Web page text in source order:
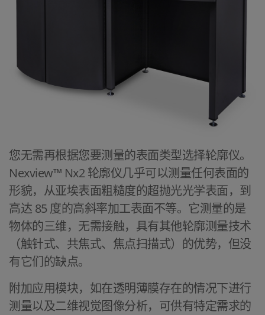
您无需再根据您要测量的表面类型选择轮廓仪。
Nexview™ Nx2 轮廓仪几乎可以测量任何表面的
形貌，从亚埃表面粗糙度的超抛光光学表面，到
高达 85 度的高斜率加工表面不等。它测量的是
物体的三维，无需接触，具有其他轮廓测量技术
（触针式、共焦式、焦点扫描式）的优势，但没
有它们的缺点。
附加应用模块，如在透明薄膜存在的情况下进行
测量以及二维视觉图像分析，可供有特定需求的